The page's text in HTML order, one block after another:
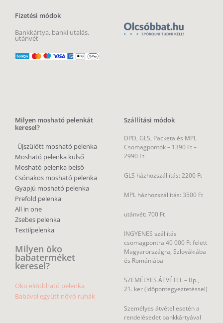
Fizetési módok
Bankkártya, banki utalás,
utánvét
Milyen mosható pelenkát
keresel?
Újszülött mosható pelenka
Mosható pelenka külső
Mosható pelenka belső
Csónakos mosható pelenka
Gyapjú mosható pelenka
Prefold pelenka
All in one
Zsebes pelenka
Textilpelenka
Milyen öko
babaterméket
keresel?
Öko eldobható pelenka
Babával együtt nővő ruhák
Szállítási módok
DPD, GLS, Packeta és MPL
Csomagpontok – 1390 Ft –
2990 Ft
GLS házhozszállítás: 2200 Ft
MPL házhozszállítás: 3500 Ft
utánvét: 700 Ft
INGYENES szállítás
csomagpontra 40 000 Ft felett
Magyarországra, Szlovákiába
és Romániába
SZEMÉLYES ÁTVÉTEL – Bp.,
21. ker (időpontegyeztetéssel)
Személyes átvétel esetén a
rendelésedet bankkártyával